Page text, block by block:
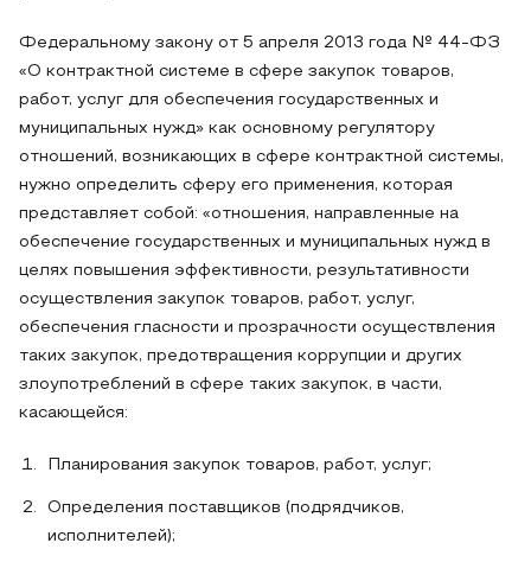
Федеральному закону от 5 апреля 2013 года № 44-ФЗ
«О контрактной системе в сфере закупок товаров,
работ, услуг для обеспечения государственных и
муниципальных нужд» как основному регулятору
отношений, возникающих в сфере контрактной системы,
нужно определить сферу его применения, которая
представляет собой: «отношения, направленные на
обеспечение государственных и муниципальных нужд в
целях повышения эффективности, результативности
осуществления закупок товаров, работ, услуг,
обеспечения гласности и прозрачности осуществления
таких закупок, предотвращения коррупции и других
злоупотреблений в сфере таких закупок, в части,
касающейся:
Планирования закупок товаров, работ, услуг;
Определения поставщиков (подрядчиков,
исполнителей);